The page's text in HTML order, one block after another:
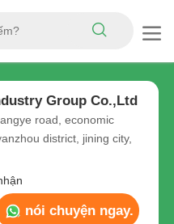
Group Co.,Ltd
road, economic
district, jining city,
nói chuyện ngay.